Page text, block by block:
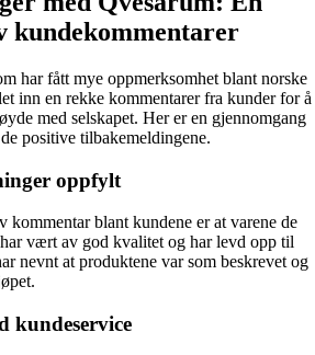
kundekommentarer
har fått mye oppmerksomhet blant norske
inn en rekke kommentarer fra kunder for å
med selskapet. Her er en gjennomgang
positive tilbakemeldingene.
oppfylt
kommentar blant kundene er at varene de
vært av god kvalitet og har levd opp til
nevnt at produktene var som beskrevet og
kundeservice